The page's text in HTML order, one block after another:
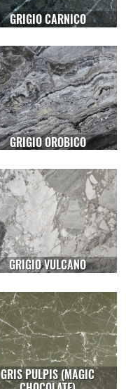
GRIGIO CARNICO
GRIGIO OROBICO
GRIGIO VULCANO
GRIS PULPIS (MAGIC